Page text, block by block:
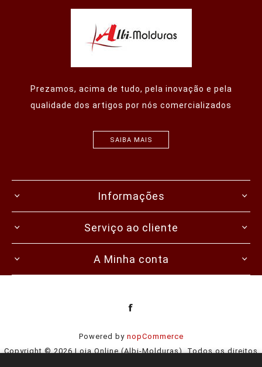
Prezamos, acima de tudo, pela inovação e pela
qualidade dos artigos por nós comercializados
SAIBA MAIS
Informações
Serviço ao cliente
A Minha conta
Powered by nopCommerce
Copyright © 2026 Loja Online (Albi-Molduras). Todos os direitos